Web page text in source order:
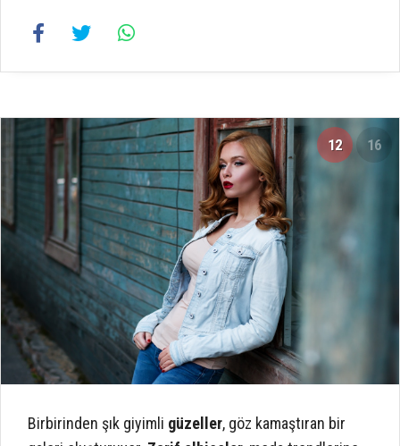
12 16
Birbirinden şık giyimli güzeller, göz kamaştıran bir